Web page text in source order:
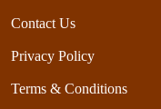
Contact Us
Privacy Policy
Terms & Conditions